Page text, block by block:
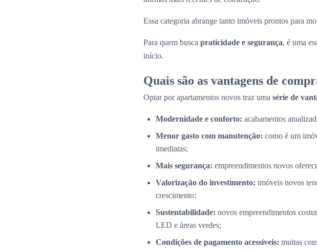
Essa categoria abrange tanto imóveis prontos para
Para quem busca praticidade e segurança, é uma
início.
Quais são as vantagens de
Optar por apartamentos novos traz uma série de
Modernidade e conforto: acabamentos
Menor gasto com manutenção: como é um
imediatas;
Mais segurança: empreendimentos novos
Valorização do investimento: imóveis novos
crescimento;
Sustentabilidade: novos empreendimentos
LED e áreas verdes;
Condições de pagamento acessíveis: muitas